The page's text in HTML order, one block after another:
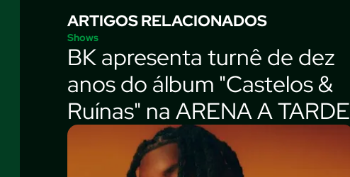
ARTIGOS RELACIONADOS
Shows
BK apresenta turnê de dez
anos do álbum "Castelos &
Ruínas" na ARENA A TARDE